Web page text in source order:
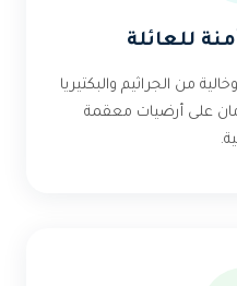
للعائلة
من الجراثيم والبكتيريا
على أرضيات معقمة